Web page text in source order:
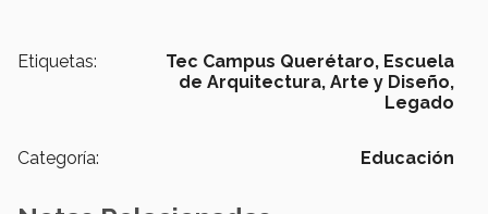
Etiquetas: Tec Campus Querétaro, Escuela
de Arquitectura, Arte y Diseño,
Legado
Categoría: Educación